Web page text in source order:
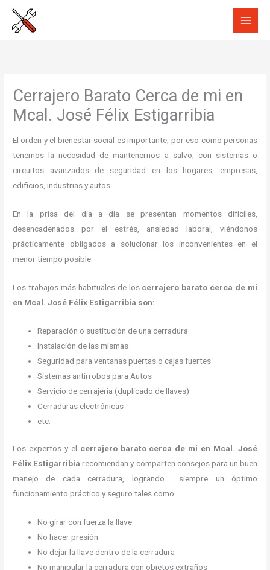
Cerrajero Barato Cerca de mi en
Mcal. José Félix Estigarribia
El orden y el bienestar social es importante, por eso como personas
tenemos la necesidad de mantenernos a salvo, con sistemas o
circuitos avanzados de seguridad en los hogares, empresas,
edificios, industrias y autos.
En la prisa del día a día se presentan momentos difíciles,
desencadenados por el estrés, ansiedad laboral, viéndonos
prácticamente obligados a solucionar los inconvenientes en el
menor tiempo posible.
Los trabajos más habituales de los cerrajero barato cerca de mi
en Mcal. José Félix Estigarribia son:
Reparación o sustitución de una cerradura
Instalación de las mismas
Seguridad para ventanas puertas o cajas fuertes
Sistemas antirrobos para Autos
Servicio de cerrajería (duplicado de llaves)
Cerraduras electrónicas
etc.
Los expertos y el cerrajero barato cerca de mi en Mcal. José
Félix Estigarribia recomiendan y comparten consejos para un buen
manejo de cada cerradura, logrando siempre un óptimo
funcionamiento práctico y seguro tales como:
No girar con fuerza la llave
No hacer presión
No dejar la llave dentro de la cerradura
No manipular la cerradura con objetos extraños